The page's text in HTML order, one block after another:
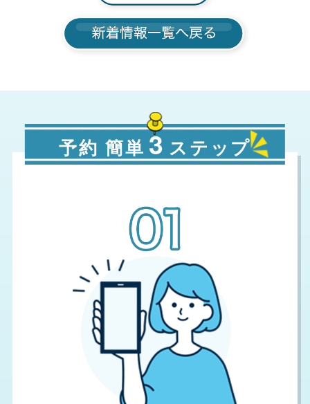
予約 簡単 3 ステップ